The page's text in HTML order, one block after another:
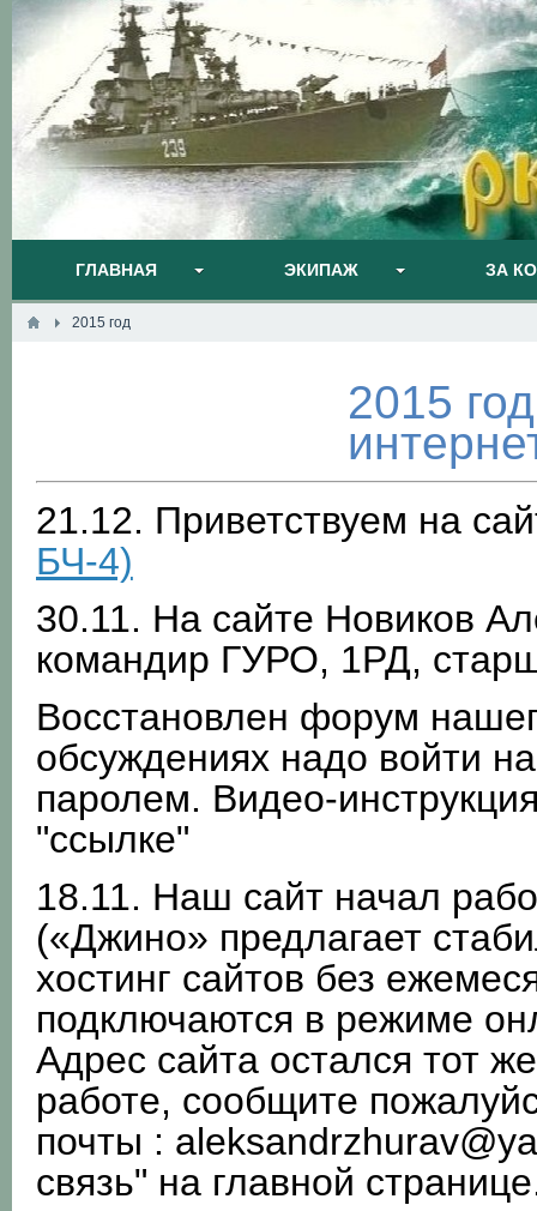
ГЛАВНАЯ ЭКИПАЖ ЗА
2015 год
2015
21.12. Приветствуем на
БЧ-4)
30.11. На сайте Новиков
командир ГУРО, 1РД,
Восстановлен форум
обсуждениях надо войти
паролем. Видео-
"ссылке"
18.11. Наш сайт начал
(«Джино» предлагает
хостинг сайтов без
подключаются в режиме
Адрес сайта остался тот
работе, сообщите
почты :
связь" на главной